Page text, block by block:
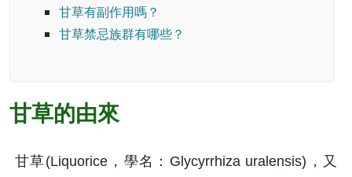
甘草有副作用嗎？
甘草禁忌族群有哪些？
甘草的由來
甘草(Liquorice，學名：Glycyrrhiza uralensis)，又